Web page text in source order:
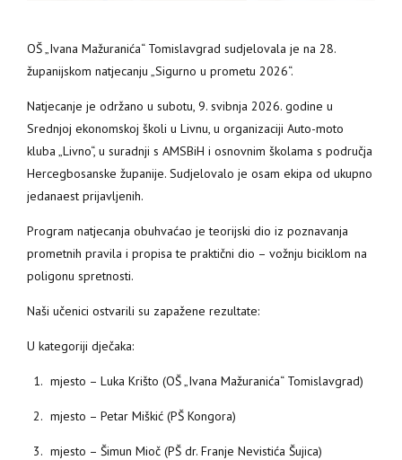
OŠ „Ivana Mažuranića“ Tomislavgrad sudjelovala je na 28.
županijskom natjecanju „Sigurno u prometu 2026“.
Natjecanje je održano u subotu, 9. svibnja 2026. godine u
Srednjoj ekonomskoj školi u Livnu, u organizaciji Auto-moto
kluba „Livno“, u suradnji s AMSBiH i osnovnim školama s područja
Hercegbosanske županije. Sudjelovalo je osam ekipa od ukupno
jedanaest prijavljenih.
Program natjecanja obuhvaćao je teorijski dio iz poznavanja
prometnih pravila i propisa te praktični dio – vožnju biciklom na
poligonu spretnosti.
Naši učenici ostvarili su zapažene rezultate:
U kategoriji dječaka:
mjesto – Luka Krišto (OŠ „Ivana Mažuranića“ Tomislavgrad)
mjesto – Petar Miškić (PŠ Kongora)
mjesto – Šimun Mioč (PŠ dr. Franje Nevistića Šujica)